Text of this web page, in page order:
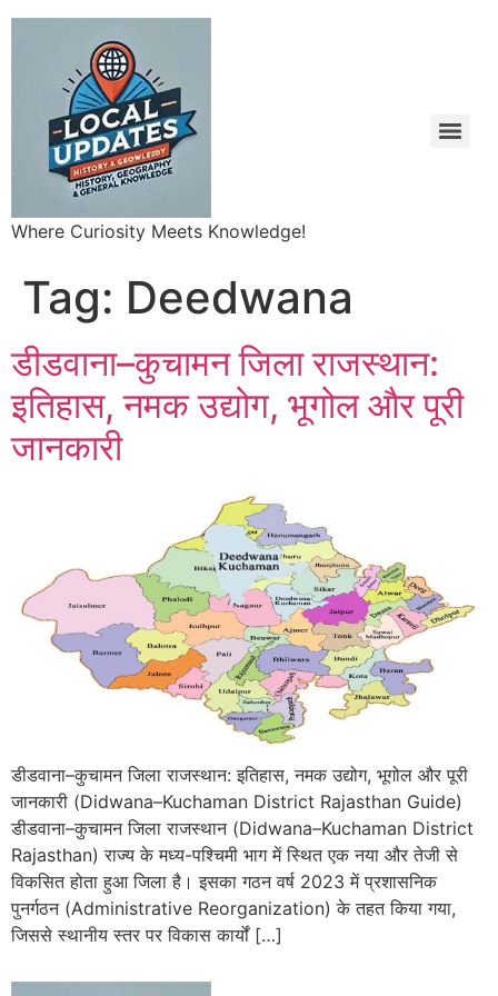
Where Curiosity Meets Knowledge!
Tag: Deedwana
डीडवाना–कुचामन जिला राजस्थान:
इतिहास, नमक उद्योग, भूगोल और पूरी
जानकारी
डीडवाना–कुचामन जिला राजस्थान: इतिहास, नमक उद्योग, भूगोल और पूरी
जानकारी (Didwana–Kuchaman District Rajasthan Guide)
डीडवाना–कुचामन जिला राजस्थान (Didwana–Kuchaman District
Rajasthan) राज्य के मध्य-पश्चिमी भाग में स्थित एक नया और तेजी से
विकसित होता हुआ जिला है। इसका गठन वर्ष 2023 में प्रशासनिक
पुनर्गठन (Administrative Reorganization) के तहत किया गया,
जिससे स्थानीय स्तर पर विकास कार्यों […]